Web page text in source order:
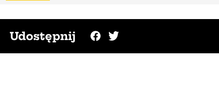
Udostępnij